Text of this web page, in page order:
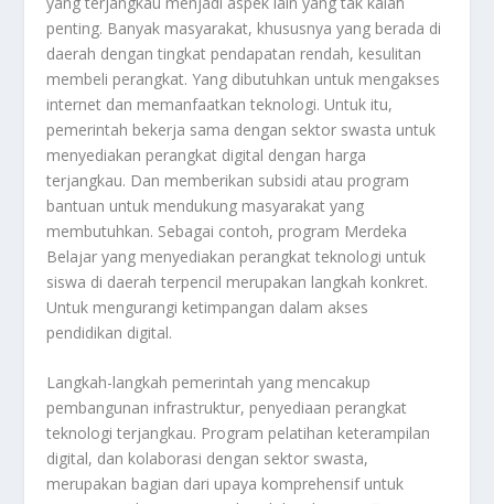
penting. Banyak masyarakat, khususnya yang berada di
daerah dengan tingkat pendapatan rendah, kesulitan
membeli perangkat. Yang dibutuhkan untuk mengakses
internet dan memanfaatkan teknologi. Untuk itu,
pemerintah bekerja sama dengan sektor swasta untuk
menyediakan perangkat digital dengan harga
terjangkau. Dan memberikan subsidi atau program
bantuan untuk mendukung masyarakat yang
membutuhkan. Sebagai contoh, program Merdeka
Belajar yang menyediakan perangkat teknologi untuk
siswa di daerah terpencil merupakan langkah konkret.
Untuk mengurangi ketimpangan dalam akses
pendidikan digital.
Langkah-langkah pemerintah yang mencakup
pembangunan infrastruktur, penyediaan perangkat
teknologi terjangkau. Program pelatihan keterampilan
digital, dan kolaborasi dengan sektor swasta,
merupakan bagian dari upaya komprehensif untuk